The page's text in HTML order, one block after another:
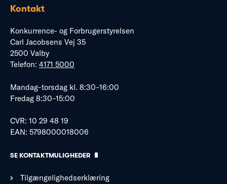
Kontakt
Konkurrence- og Forbrugerstyrelsen
Carl Jacobsens Vej 35
2500 Valby
Telefon: 4171 5000
Mandag–torsdag kl. 8:30–16:00
Fredag 8:30–15:00
CVR: 10 29 48 19
EAN: 5798000018006
SE KONTAKTMULIGHEDER
Tilgængelighedserklæring